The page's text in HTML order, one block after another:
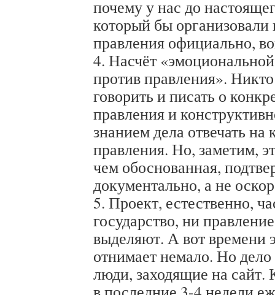
почему у нас до
который бы
правления официально,
4. Насчёт
против правления».
говорить и писать о
правления и
знанием дела отвечать
правления. Но, заметим,
чем обоснованная,
документально, а не
5. Проект, естественно,
государство, ни
выделяют. А вот времени
отнимает немало. Но
люди, заходящие на